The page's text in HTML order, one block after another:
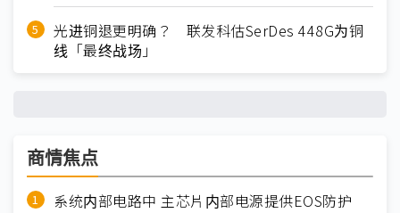
光进铜退更明确？ 联发科估SerDes 448G为铜
线「最终战场」
商情焦点
系统内部电路中 主芯片内部电源提供EOS防护